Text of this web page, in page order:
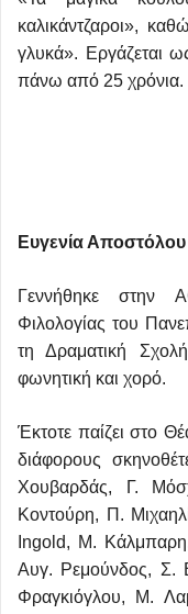
καλικάντζαροι»,
γλυκά». Εργάζεται
πάνω από 25 χρόνια.
Ευγενία Αποστόλου
Γεννήθηκε στην
Φιλολογίας του
τη Δραματική
φωνητική και χορό.
Έκτοτε παίζει στο
διάφορους
Χουβαρδάς, Γ.
Κοντούρη, Π.
Ingold, Μ.
Αυγ. Ρεμούνδος, Σ.
Φραγκιόγλου, Μ.